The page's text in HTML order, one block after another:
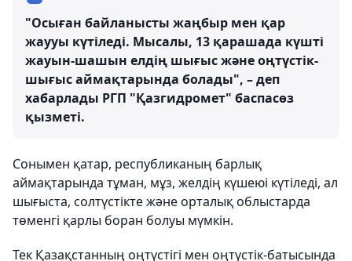
"Осыған байланысты жаңбыр мен қар
жаууы күтіледі. Мысалы, 13 қарашада күшті
жауын-шашын елдің шығыс және оңтүстік-
шығыс аймақтарында болады", – деп
хабарлады РГП "Қазгидромет" баспасөз
қызметі.
Сонымен қатар, республиканың барлық
аймақтарында тұман, мұз, желдің күшеюі күтіледі, ал
шығыста, солтүстікте және орталық облыстарда
төменгі қарлы боран болуы мүмкін.
Тек Қазақстанның оңтүстігі мен оңтүстік-батысында